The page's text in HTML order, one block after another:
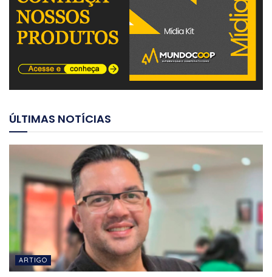
ÚLTIMAS NOTÍCIAS
ARTIGO